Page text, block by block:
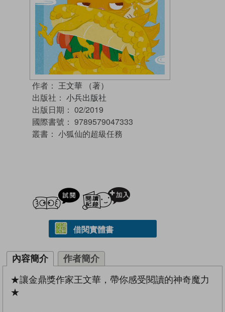
作者： 王文華 （著）
出版社： 小兵出版社
出版日期： 02/2019
國際書號： 9789579047333
叢書： 小狐仙的超級任務
試閲
借閱實體書
內容簡介 作者簡介
★讓金鼎獎作家王文華，帶你感受閱讀的神奇魔力
★